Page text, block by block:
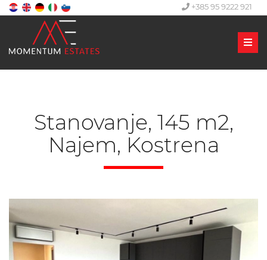
+385 95 9222 921
Stanovanje, 145 m2,
Najem, Kostrena